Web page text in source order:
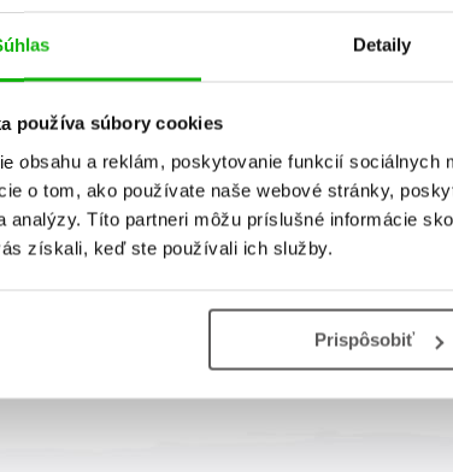
Detaily
používa súbory cookies
obsahu a reklám, poskytovanie funkcií
o tom, ako používate naše webové stránky,
analýzy. Títo partneri môžu príslušné informácie
získali, keď ste používali ich služby.
Prispôsobiť
Dinománia: Všetko
o dinosauroch
Giuseppe Brillante,
Celkom kníh:1